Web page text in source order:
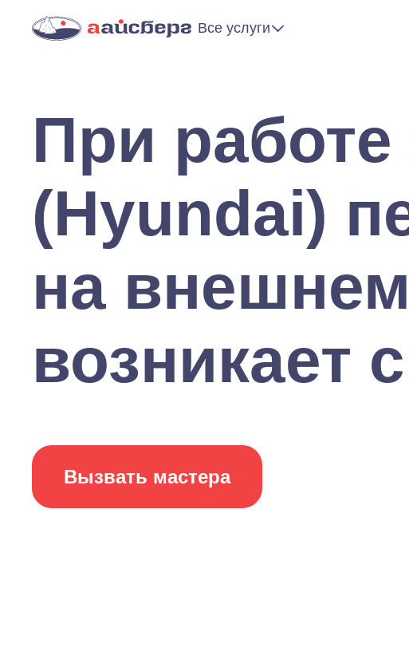
Все услуги
При
(Hyundai)
на
возникает
Вызвать мастера